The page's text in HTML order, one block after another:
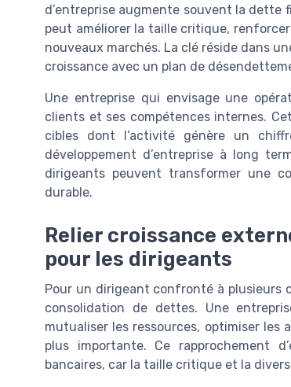
d’entreprise augmente souvent la
peut améliorer la taille critique,
nouveaux marchés. La clé réside dans
croissance avec un plan de
Une entreprise qui envisage une
clients et ses compétences internes.
cibles dont l’activité génère un
développement d’entreprise à long
dirigeants peuvent transformer une
durable.
Relier croissance
pour les dirigeants
Pour un dirigeant confronté à plusieurs
consolidation de dettes. Une
mutualiser les ressources, optimiser les
plus importante. Ce rapprochement
bancaires, car la taille critique et la